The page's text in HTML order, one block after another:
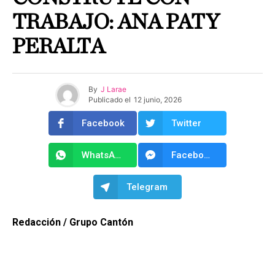
TRABAJO: ANA PATY
PERALTA
By J Larae
Publicado el 12 junio, 2026
Facebook Twitter
WhatsApp Facebook Messenger
Telegram
Redacción / Grupo Cantón